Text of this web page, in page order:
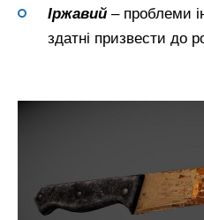
Іржавий – проблеми
здатні призвести до